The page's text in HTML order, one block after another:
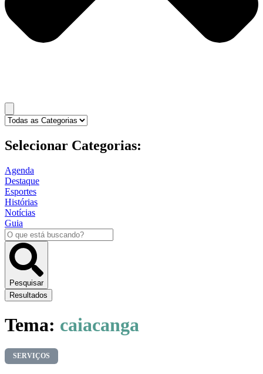
Selecionar Categorias:
Agenda
Destaque
Esportes
Histórias
Notícias
Guia
Pesquisar
...
Pesquisar
Resultados
Tema: caiacanga
SERVIÇOS